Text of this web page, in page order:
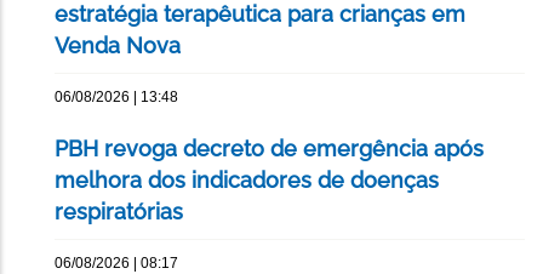
estratégia terapêutica para crianças em
Venda Nova
06/08/2026 | 13:48
PBH revoga decreto de emergência após
melhora dos indicadores de doenças
respiratórias
06/08/2026 | 08:17